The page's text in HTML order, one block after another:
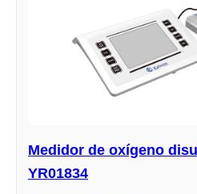
Medidor de oxígeno
YR01834